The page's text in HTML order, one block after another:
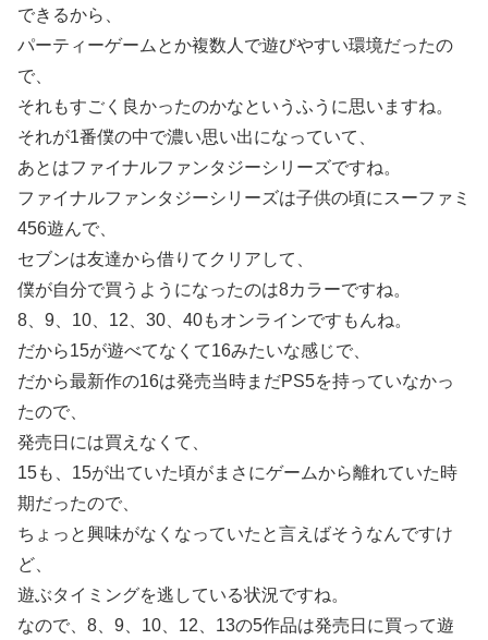
できるから、
パーティーゲームとか複数人で遊びやすい環境だったの
で、
それもすごく良かったのかなというふうに思いますね。
それが1番僕の中で濃い思い出になっていて、
あとはファイナルファンタジーシリーズですね。
ファイナルファンタジーシリーズは子供の頃にスーファミ
456遊んで、
セブンは友達から借りてクリアして、
僕が自分で買うようになったのは8カラーですね。
8、9、10、12、30、40もオンラインですもんね。
だから15が遊べてなくて16みたいな感じで、
だから最新作の16は発売当時まだPS5を持っていなかっ
たので、
発売日には買えなくて、
15も、15が出ていた頃がまさにゲームから離れていた時
期だったので、
ちょっと興味がなくなっていたと言えばそうなんですけ
ど、
遊ぶタイミングを逃している状況ですね。
なので、8、9、10、12、13の5作品は発売日に買って遊